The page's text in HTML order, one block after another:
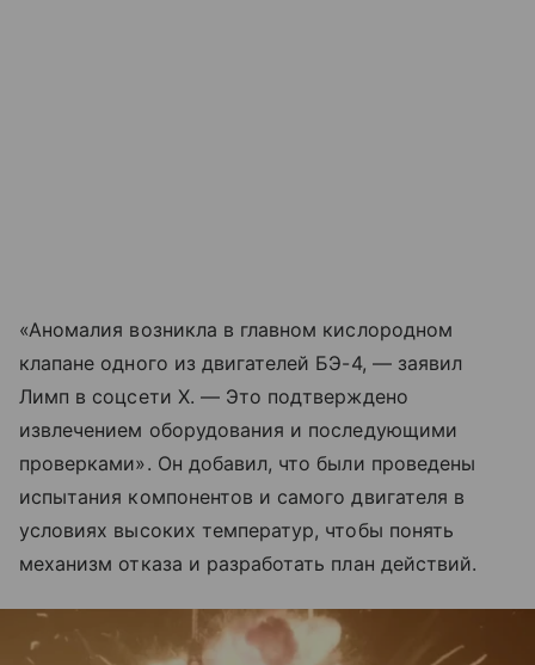
«Аномалия возникла в главном кислородном
клапане одного из двигателей БЭ-4, — заявил
Лимп в соцсети X. — Это подтверждено
извлечением оборудования и последующими
проверками». Он добавил, что были проведены
испытания компонентов и самого двигателя в
условиях высоких температур, чтобы понять
механизм отказа и разработать план действий.